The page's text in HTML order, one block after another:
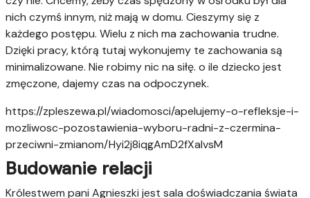
nich czymś innym, niż mają w domu. Cieszymy się z
każdego postępu. Wielu z nich ma zachowania trudne.
Dzięki pracy, którą tutaj wykonujemy te zachowania są
minimalizowane. Nie robimy nic na siłę. o ile dziecko jest
zmęczone, dajemy czas na odpoczynek.
https://zpleszewa.pl/wiadomosci/apelujemy-o-refleksje-i-
mozliwosc-pozostawienia-wyboru-radni-z-czermina-
przeciwni-zmianom/Hyi2j8iqgAmD2fXalvsM
Budowanie relacji
Królestwem pani Agnieszki jest sala doświadczania świata